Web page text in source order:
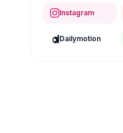
Instagram
Dailymotion